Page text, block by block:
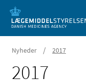
Nyheder / 2017
2017